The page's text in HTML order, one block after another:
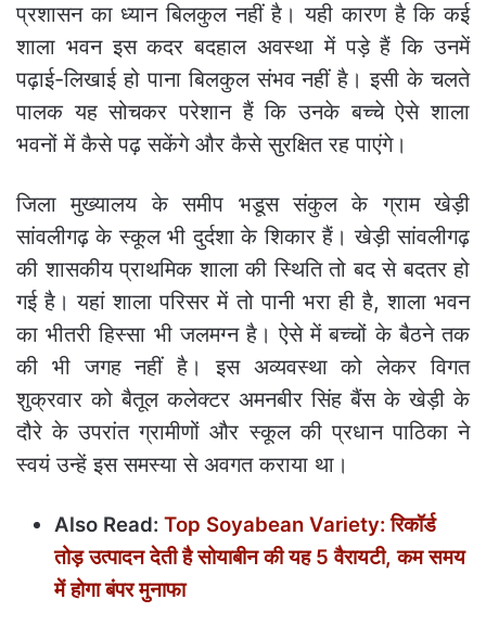
प्रशासन का ध्यान बिलकुल नहीं है। यही कारण है कि कई
शाला भवन इस कदर बदहाल अवस्था में पड़े हैं कि उनमें
पढ़ाई-लिखाई हो पाना बिलकुल संभव नहीं है। इसी के चलते
पालक यह सोचकर परेशान हैं कि उनके बच्चे ऐसे शाला
भवनों में कैसे पढ़ सकेंगे और कैसे सुरक्षित रह पाएंगे।
जिला मुख्यालय के समीप भडूस संकुल के ग्राम खेड़ी
सांवलीगढ़ के स्कूल भी दुर्दशा के शिकार हैं। खेड़ी सांवलीगढ़
की शासकीय प्राथमिक शाला की स्थिति तो बद से बदतर हो
गई है। यहां शाला परिसर में तो पानी भरा ही है, शाला भवन
का भीतरी हिस्सा भी जलमग्न है। ऐसे में बच्चों के बैठने तक
की भी जगह नहीं है। इस अव्यवस्था को लेकर विगत
शुक्रवार को बैतूल कलेक्टर अमनबीर सिंह बैंस के खेड़ी के
दौरे के उपरांत ग्रामीणों और स्कूल की प्रधान पाठिका ने
स्वयं उन्हें इस समस्या से अवगत कराया था।
Also Read: Top Soyabean Variety: रिकॉर्ड
तोड़ उत्पादन देती है सोयाबीन की यह 5 वैरायटी, कम समय
में होगा बंपर मुनाफा